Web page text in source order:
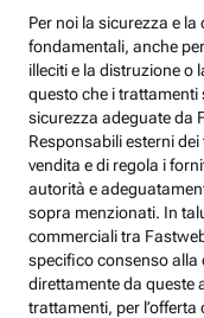
Per noi la sicurezza e
fondamentali, anche
illeciti e la distruzione o
questo che i trattamenti
sicurezza adeguate da
Responsabili esterni
vendita e di regola i
autorità e
sopra menzionati. In
commerciali tra
specifico consenso alla
direttamente da queste
trattamenti, per